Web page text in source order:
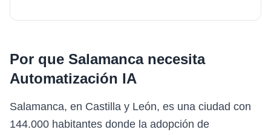
Por que Salamancanecesita
Automatización IA
Salamanca, en Castilla y León, es una ciudad con
144.000 habitantes donde la adopción de